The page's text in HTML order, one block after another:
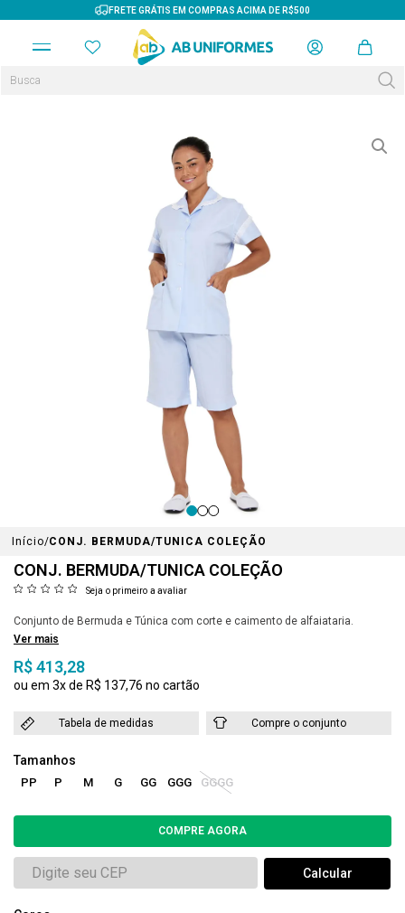
FRETE GRÁTIS EM COMPRAS ACIMA DE R$500
Início CONJ. BERMUDA/TUNICA COLEÇÃO
CONJ. BERMUDA/TUNICA COLEÇÃO
Seja o primeiro a avaliar
Conjunto de Bermuda e Túnica com corte e caimento de alfaiataria.
Ver mais
R$ 413,28
3x R$ 137,76
Tabela de medidas Compre o conjunto
PP P M G GG GGG GGGG